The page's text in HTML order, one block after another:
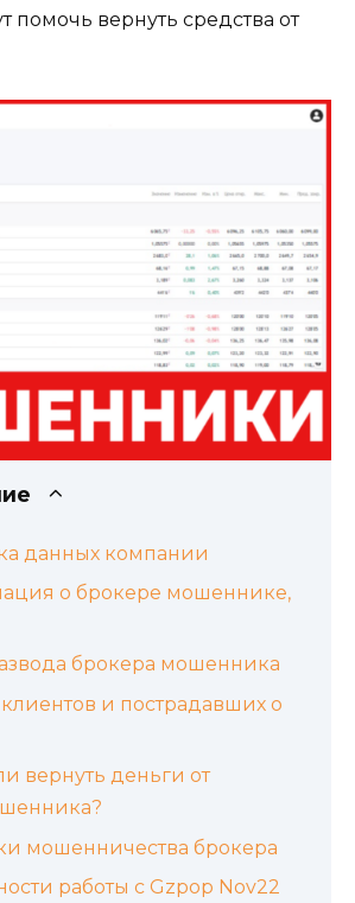
помочь вернуть средства от
данных компании
о брокере мошеннике,
брокера мошенника
и пострадавших о
вернуть деньги от
мошенничества брокера
работы с Gzpop Nov22